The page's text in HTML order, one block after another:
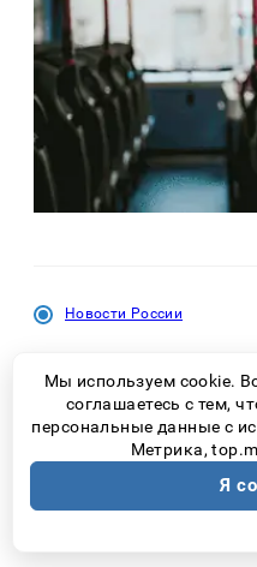
Новости России
использую не по
любой химии для
Мы используем cookie.
соглашаетесь с тем,
персональные данные с
Метрика,
Я